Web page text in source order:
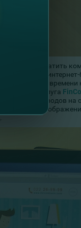
порядке оплатить
услуги интернет-
без траты
того, услуга
переводов на
24/7,